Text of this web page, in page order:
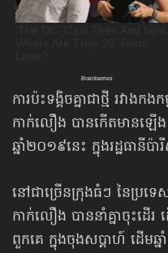
ការប៉ះទង្គិចគ្នាជាថ្មី រវាងក
កាក់លឿង បានកើតមានឡើ
ឆ្នាំ២០១៩នេះ ក្នុងរដ្ឋធានីប៉
នៅជាច្រើនក្រុងធំៗ នៃប្រទេ
កាក់លឿង បាននាំគ្នាចុះដើរ
ពួកគេ ក្នុងចុងសប្ដាហ៍ ដើមឆ្ន